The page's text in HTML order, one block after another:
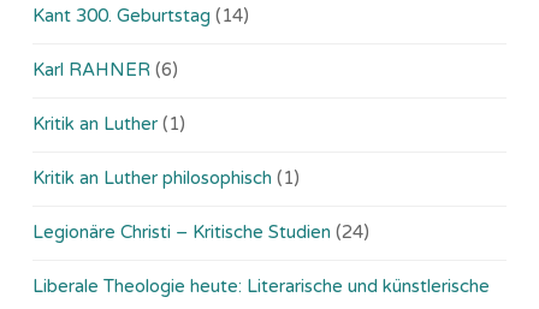
Kant 300. Geburtstag (14)
Karl RAHNER (6)
Kritik an Luther (1)
Kritik an Luther philosophisch (1)
Legionäre Christi – Kritische Studien (24)
Liberale Theologie heute: Literarische und künstlerische